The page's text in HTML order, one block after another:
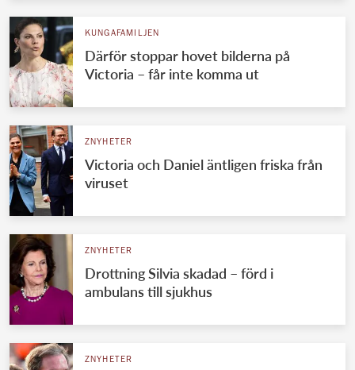
KUNGAFAMILJEN
Därför stoppar hovet bilderna på
Victoria – får inte komma ut
ZNYHETER
Victoria och Daniel äntligen friska från
viruset
ZNYHETER
Drottning Silvia skadad – förd i
ambulans till sjukhus
ZNYHETER